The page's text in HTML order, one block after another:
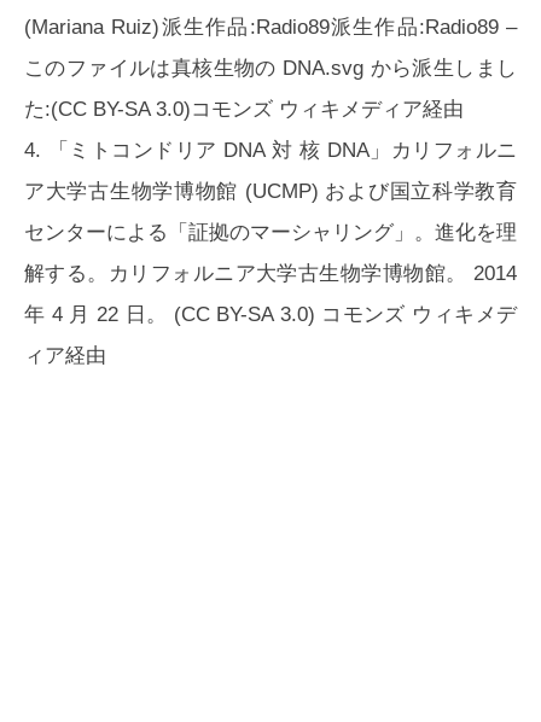
(Mariana Ruiz)派生作品:Radio89派生作品:Radio89 –
このファイルは真核生物の DNA.svg から派生しまし
た:(CC BY-SA 3.0)コモンズ ウィキメディア経由
4. 「ミトコンドリア DNA 対 核 DNA」カリフォルニ
ア大学古生物学博物館 (UCMP) および国立科学教育
センターによる「証拠のマーシャリング」。進化を理
解する。カリフォルニア大学古生物学博物館。 2014
年 4 月 22 日。 (CC BY-SA 3.0) コモンズ ウィキメデ
ィア経由